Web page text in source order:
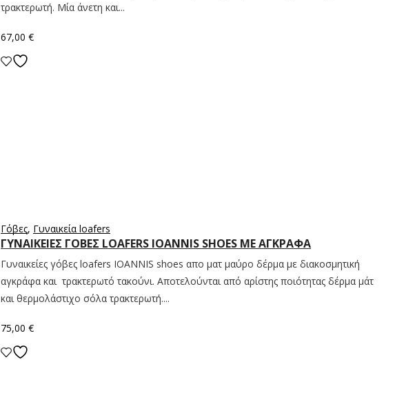
τρακτερωτή. Μία άνετη και...
67,00 €
Επιλογή
Γόβες, Γυναικεία loafers
ΓΥΝΑΙΚΕΙΕΣ ΓΟΒΕΣ LOAFERS IOANNIS SHOES ΜΕ ΑΓΚΡΑΦΑ
Γυναικείες γόβες loafers IOANNIS shoes απο ματ μαύρο δέρμα με διακοσμητική
αγκράφα και τρακτερωτό τακούνι. Αποτελούνται από αρίστης ποιότητας δέρμα μάτ
και θερμολάστιχο σόλα τρακτερωτή....
75,00 €
Επιλογή